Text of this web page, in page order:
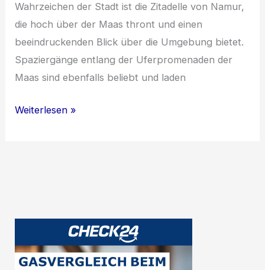
Wahrzeichen der Stadt ist die Zitadelle von Namur,
die hoch über der Maas thront und einen
beeindruckenden Blick über die Umgebung bietet.
Spaziergänge entlang der Uferpromenaden der
Maas sind ebenfalls beliebt und laden
Entdecke
Nordsee
Weiterlesen »